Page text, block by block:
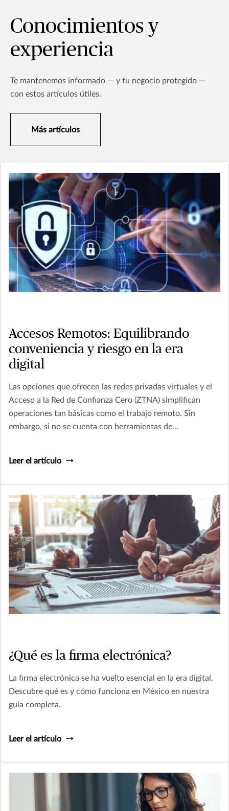
Conocimientos y
experiencia
Te mantenemos informado — y tu negocio protegido —
con estos artículos útiles.
Más artículos
Accesos Remotos: Equilibrando
conveniencia y riesgo en la era
digital
Las opciones que ofrecen las redes privadas virtuales y el
Acceso a la Red de Confianza Cero (ZTNA) simplifican
operaciones tan básicas como el trabajo remoto. Sin
embargo, si no se cuenta con herramientas de
Leer el artículo
¿Qué es la firma electrónica?
La firma electrónica se ha vuelto esencial en la era digital.
Descubre qué es y cómo funciona en México en nuestra
guía completa.
Leer el artículo